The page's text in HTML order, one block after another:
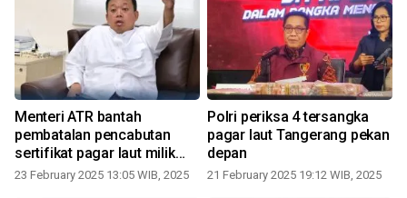
Menteri ATR bantah
pembatalan pencabutan
sertifikat pagar laut milik
Aguan
23 February 2025 13:05 WIB, 2025
Polri periksa 4 tersangka
pagar laut Tangerang pekan
depan
21 February 2025 19:12 WIB, 2025